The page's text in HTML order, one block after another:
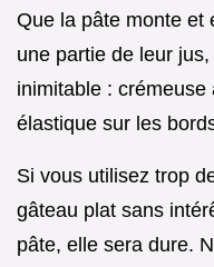
Que la pâte monte et
une partie de leur
inimitable :
élastique sur les
Si vous utilisez trop
gâteau plat sans
pâte, elle sera dure.